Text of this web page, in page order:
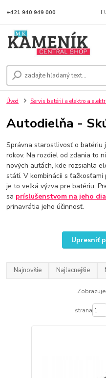
+421 940 949 000
Úvod Servis batérií a elektro a
Autodielňa -
Správna starostlivosť o batériu
rokov. Na rozdiel od zdania to
nových autách, kde rozsiahla
státí. V kombinácii s
je to veľká výzva pre batériu.
sa príslušenstvom na jeho
prinavrátia jeho účinnosť.
Upresniť
Najnovšie Najlacnejšie
strana